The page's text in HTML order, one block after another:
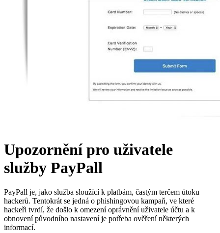
Upozornění pro uživatele
služby PayPall
PayPall je, jako služba sloužící k platbám, častým terčem útoku
hackerů. Tentokrát se jedná o phishingovou kampaň, ve které
hackeři tvrdí, že došlo k omezení oprávnění uživatele účtu a k
obnovení původního nastavení je potřeba ověření některých
informací.